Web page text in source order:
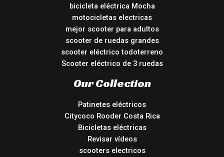
bicicleta eléctrica Mocha
motocicletas electricas
mejor scooter para adultos
scooter de ruedas grandes
scooter eléctrico todoterreno
Scooter eléctrico de 3 ruedas
Our Collection
Patinetes eléctricos
Citycoco Rooder Costa Rica
Bicicletas eléctricas
Revisar vídeos
scooters electricos